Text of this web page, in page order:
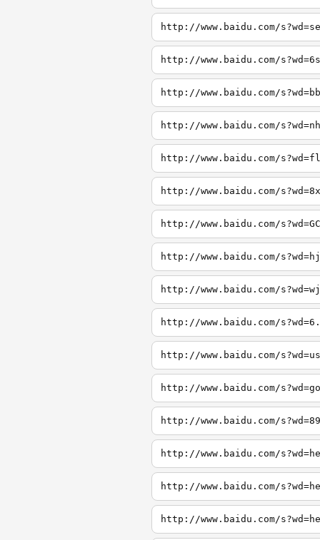
http://www.baidu.com/
http://www.baidu.com/
http://www.baidu.com/
http://www.baidu.com/
http://www.baidu.com/
http://www.baidu.com/
http://www.baidu.com/
http://www.baidu.com/
http://www.baidu.com/
http://www.baidu.com/
http://www.baidu.com/
http://www.baidu.com/
http://www.baidu.com/
http://www.baidu.com/
http://www.baidu.com/
http://www.baidu.com/